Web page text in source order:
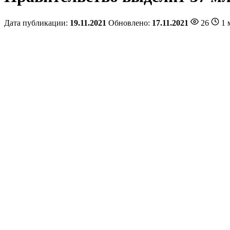
Дата публикации: 19.11.2021 Обновлено: 17.11.2021 26 1